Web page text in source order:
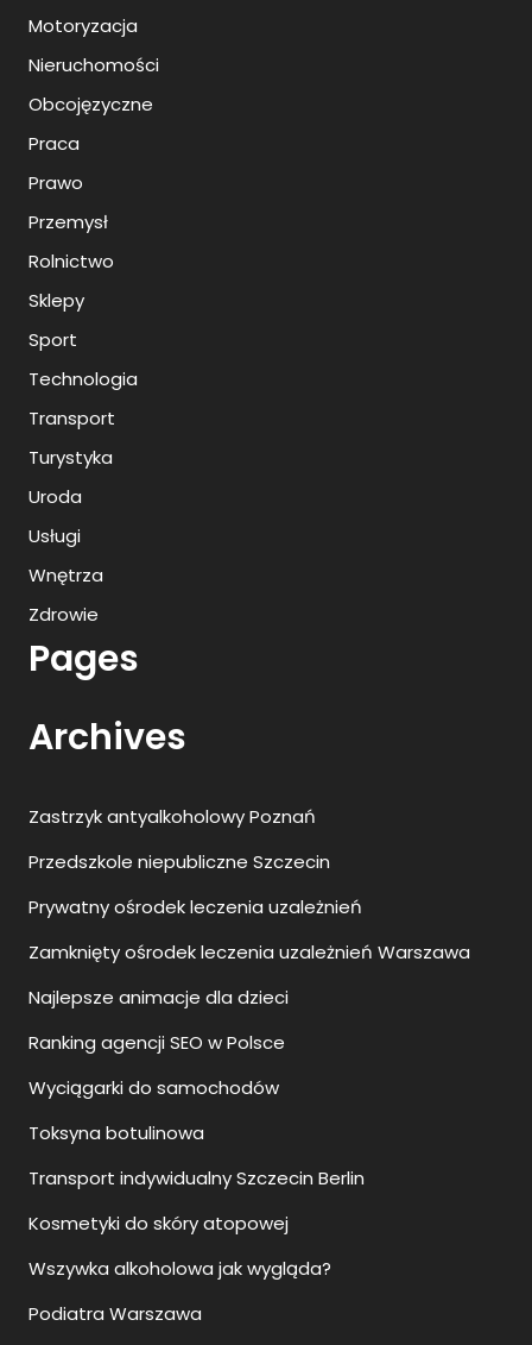
Motoryzacja
Nieruchomości
Obcojęzyczne
Praca
Prawo
Przemysł
Rolnictwo
Sklepy
Sport
Technologia
Transport
Turystyka
Uroda
Usługi
Wnętrza
Zdrowie
Pages
Archives
Zastrzyk antyalkoholowy Poznań
Przedszkole niepubliczne Szczecin
Prywatny ośrodek leczenia uzależnień
Zamknięty ośrodek leczenia uzależnień Warszawa
Najlepsze animacje dla dzieci
Ranking agencji SEO w Polsce
Wyciągarki do samochodów
Toksyna botulinowa
Transport indywidualny Szczecin Berlin
Kosmetyki do skóry atopowej
Wszywka alkoholowa jak wygląda?
Podiatra Warszawa